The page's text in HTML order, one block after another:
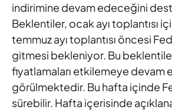
indirimine devam edeceğini
Beklentiler, ocak ayı toplantısı
temmuzayı toplantısı öncesi
gitmesi bekleniyor. Bu
fiyatlamaları etkilemeye devam
görülmektedir. Bu hafta içinde
sürebilir. Hafta içerisinde